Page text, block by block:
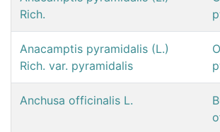
Rich.
Anacamptis pyramidalis (L.)
Rich. var. pyramidalis
Anchusa officinalis L.